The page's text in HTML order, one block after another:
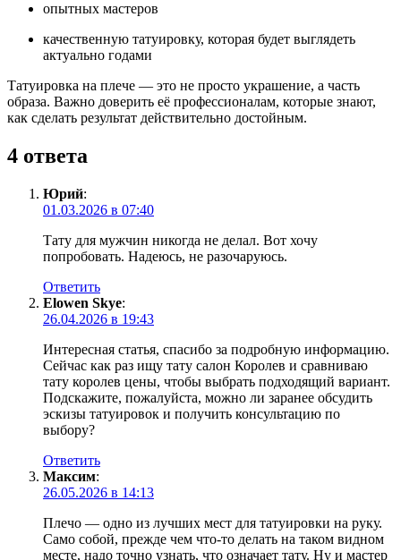
опытных мастеров
качественную татуировку, которая будет выглядеть
актуально годами
Татуировка на плече — это не просто украшение, а часть
образа. Важно доверить её профессионалам, которые знают,
как сделать результат действительно достойным.
4 ответа
Юрий:
01.03.2026 в 07:40
Тату для мужчин никогда не делал. Вот хочу
попробовать. Надеюсь, не разочаруюсь.
Ответить
Elowen Skye:
26.04.2026 в 19:43
Интересная статья, спасибо за подробную информацию.
Сейчас как раз ищу тату салон Королев и сравниваю
тату королев цены, чтобы выбрать подходящий вариант.
Подскажите, пожалуйста, можно ли заранее обсудить
эскизы татуировок и получить консультацию по
выбору?
Ответить
Максим:
26.05.2026 в 14:13
Плечо — одно из лучших мест для татуировки на руку.
Само собой, прежде чем что-то делать на таком видном
месте, надо точно узнать, что означает тату. Ну и мастер